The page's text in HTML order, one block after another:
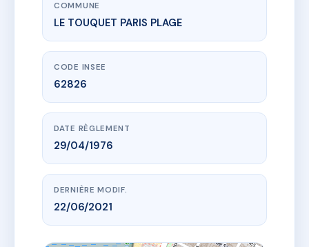
COMMUNE
LE TOUQUET PARIS PLAGE
CODE INSEE
62826
DATE RÈGLEMENT
29/04/1976
DERNIÈRE MODIF.
22/06/2021